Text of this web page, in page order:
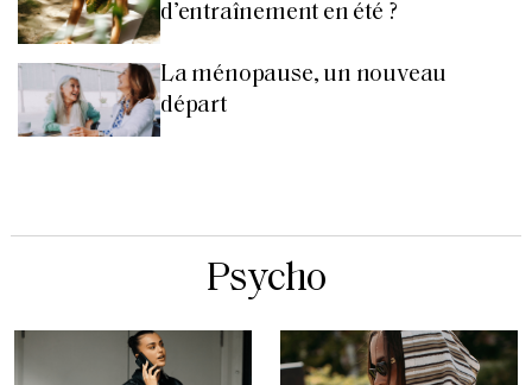
d’entraînement en été ?
La ménopause, un nouveau
départ
Psycho